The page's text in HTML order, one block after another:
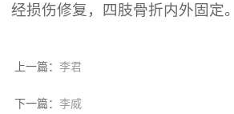
经损伤修复，四肢骨折内外固定。
上一篇： 李君
下一篇： 李威